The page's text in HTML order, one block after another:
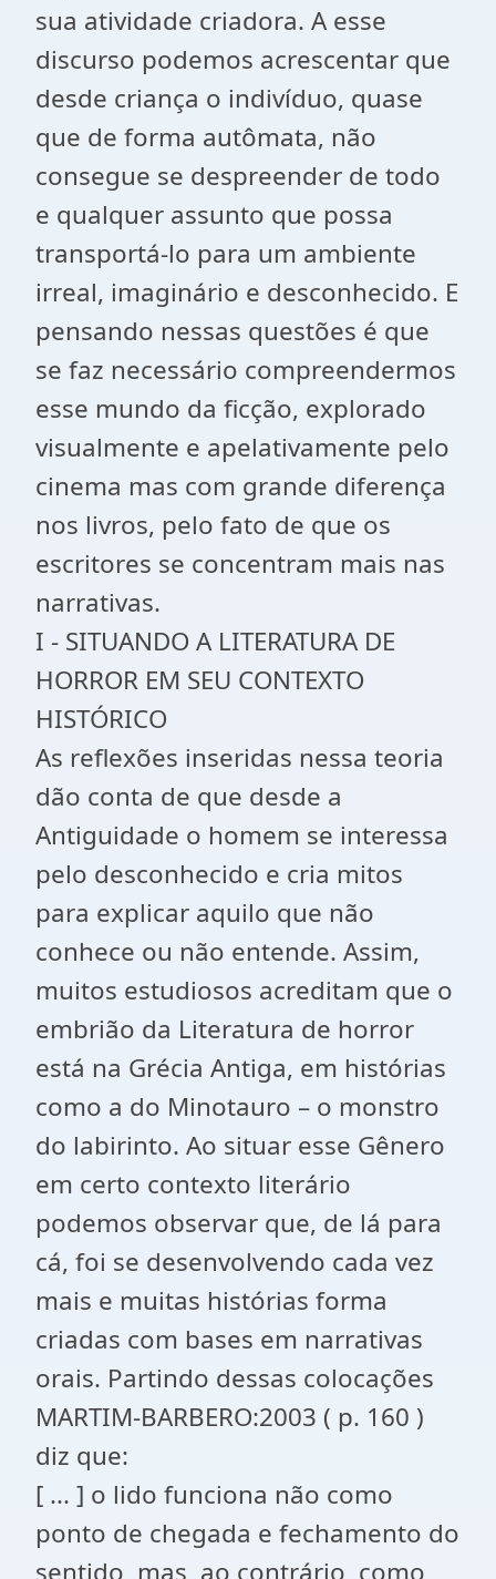
sua atividade criadora. A esse
discurso podemos acrescentar que
desde criança o indivíduo, quase
que de forma autômata, não
consegue se despreender de todo
e qualquer assunto que possa
transportá-lo para um ambiente
irreal, imaginário e desconhecido. E
pensando nessas questões é que
se faz necessário compreendermos
esse mundo da ficção, explorado
visualmente e apelativamente pelo
cinema mas com grande diferença
nos livros, pelo fato de que os
escritores se concentram mais nas
narrativas.
I - SITUANDO A LITERATURA DE
HORROR EM SEU CONTEXTO
HISTÓRICO
As reflexões inseridas nessa teoria
dão conta de que desde a
Antiguidade o homem se interessa
pelo desconhecido e cria mitos
para explicar aquilo que não
conhece ou não entende. Assim,
muitos estudiosos acreditam que o
embrião da Literatura de horror
está na Grécia Antiga, em histórias
como a do Minotauro – o monstro
do labirinto. Ao situar esse Gênero
em certo contexto literário
podemos observar que, de lá para
cá, foi se desenvolvendo cada vez
mais e muitas histórias forma
criadas com bases em narrativas
orais. Partindo dessas colocações
MARTIM-BARBERO:2003 ( p. 160 )
diz que:
[ ... ] o lido funciona não como
ponto de chegada e fechamento do
sentido, mas, ao contrário, como